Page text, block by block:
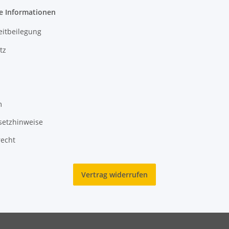
Informationen
Vertrag widerrufen